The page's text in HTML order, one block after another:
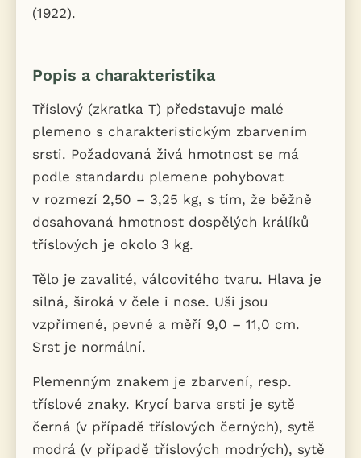
(1922).
Popis a charakteristika
Tříslový (zkratka T) představuje malé
plemeno s charakteristickým zbarvením
srsti. Požadovaná živá hmotnost se má
podle standardu plemene pohybovat
v rozmezí 2,50 – 3,25 kg, s tím, že běžně
dosahovaná hmotnost dospělých králíků
tříslových je okolo 3 kg.
Tělo je zavalité, válcovitého tvaru. Hlava je
silná, široká v čele i nose. Uši jsou
vzpřímené, pevné a měří 9,0 – 11,0 cm.
Srst je normální.
Plemenným znakem je zbarvení, resp.
tříslové znaky. Krycí barva srsti je sytě
černá (v případě tříslových černých), sytě
modrá (v případě tříslových modrých), sytě